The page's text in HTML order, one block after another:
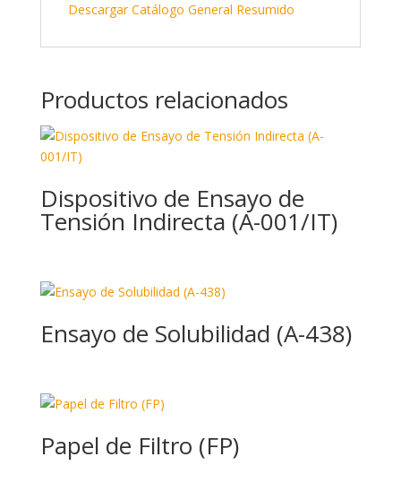
Descargar Catálogo General Resumido
Productos relacionados
Dispositivo de Ensayo de
Tensión Indirecta (A-001/IT)
Ensayo de Solubilidad (A-438)
Papel de Filtro (FP)